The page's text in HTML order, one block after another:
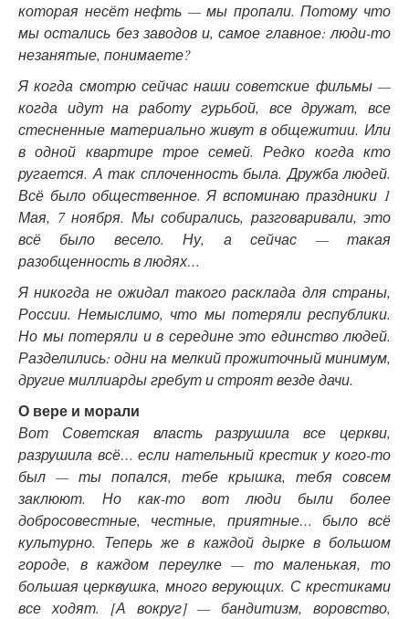
которая несёт нефть — мы пропали. Потому что
мы остались без заводов и, самое главное: люди-то
незанятые, понимаете?
Я когда смотрю сейчас наши советские фильмы —
когда идут на работу гурьбой, все дружат, все
стесненные материально живут в общежитии. Или
в одной квартире трое семей. Редко когда кто
ругается. А так сплоченность была. Дружба людей.
Всё было общественное. Я вспоминаю праздники 1
Мая, 7 ноября. Мы собирались, разговаривали, это
всё было весело. Ну, а сейчас — такая
разобщенность в людях…
Я никогда не ожидал такого расклада для страны,
России. Немыслимо, что мы потеряли республики.
Но мы потеряли и в середине это единство людей.
Разделились: одни на мелкий прожиточный минимум,
другие миллиарды гребут и строят везде дачи.
О вере и морали
Вот Советская власть разрушила все церкви,
разрушила всё… если нательный крестик у кого-то
был — ты попался, тебе крышка, тебя совсем
заклюют. Но как-то вот люди были более
добросовестные, честные, приятные… было всё
культурно. Теперь же в каждой дырке в большом
городе, в каждом переулке — то маленькая, то
большая церквушка, много верующих. С крестиками
все ходят. [А вокруг] — бандитизм, воровство,